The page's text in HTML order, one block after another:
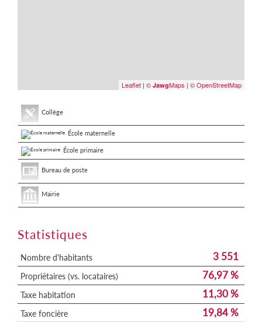
Leaflet | © JawgMaps | © OpenStreetMap
Collège
École maternelle
École primaire
Bureau de poste
Mairie
Statistiques
Nombre d'habitants 3 551
Propriétaires (vs. locataires) 76,97 %
Taxe habitation 11,30 %
Taxe foncière 19,84 %